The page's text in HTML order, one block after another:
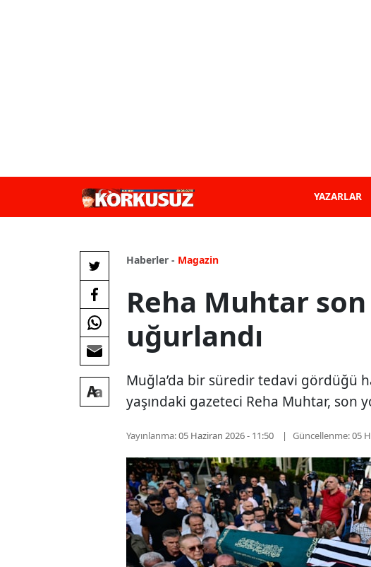
YAZARLAR
Haberler - Magazin
Reha Muhtar
uğurlandı
Muğla’da bir süredir tedavi gördüğü
yaşındaki gazeteci Reha Muhtar, son
Yayınlanma:05 Haziran 2026 - 11:50 Güncellenme:05